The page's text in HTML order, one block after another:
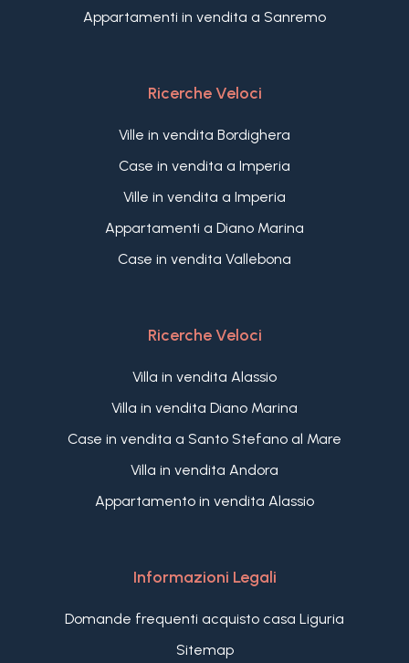
Appartamenti in vendita a Sanremo
Ricerche Veloci
Ville in vendita Bordighera
Case in vendita a Imperia
Ville in vendita a Imperia
Appartamenti a Diano Marina
Case in vendita Vallebona
Ricerche Veloci
Villa in vendita Alassio
Villa in vendita Diano Marina
Case in vendita a Santo Stefano al Mare
Villa in vendita Andora
Appartamento in vendita Alassio
Informazioni Legali
Domande frequenti acquisto casa Liguria
Sitemap